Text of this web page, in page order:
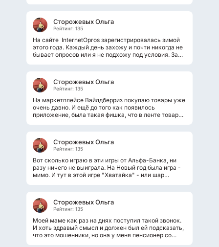
Сторожевых Ольга
Рейтинг: 135
На сайте InternetOpros зарегистрировалась зимой
этого года. Каждый день захожу и почти никогда не
бывает опросов или я не подхожу под условия. За
Сторожевых Ольга
Рейтинг: 135
На маркетплейсе Вайлдберриз покупаю товары уже
очень давно. И ещё до того как появилось
приложение, была такая фишка, что в ленте товаров
Сторожевых Ольга
Рейтинг: 135
Вот сколько играю в эти игры от Альфа-Банка, ни
разу ничего не выиграла. На Новый год была игра -
мимо. И тут в этой игре "Хватайка" - или шар
Сторожевых Ольга
Рейтинг: 135
Моей маме как раз на днях поступил такой звонок.
И хоть здравый смысл и должен был ей подсказать,
что это мошенники, но она у меня пенсионер со